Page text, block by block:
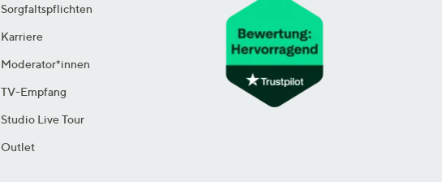
Sorgfaltspflichten
Karriere
Moderator*innen
TV-Empfang
Studio Live Tour
Outlet